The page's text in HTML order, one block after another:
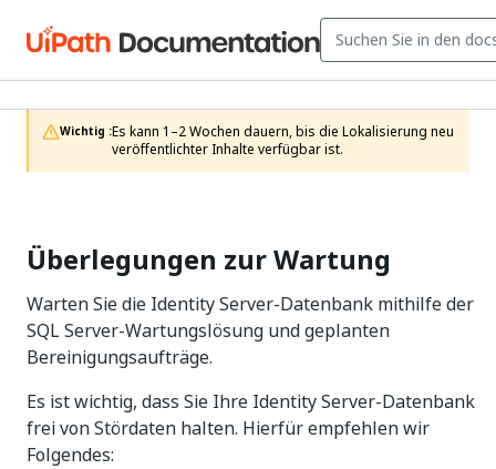
Wichtig :Es kann 1–2 Wochen dauern, bis die Lokalisierung neu
veröffentlichter Inhalte verfügbar ist.
Überlegungen zur Wartung
Warten Sie die Identity Server-Datenbank mithilfe der
SQL Server-Wartungslösung und geplanten
Bereinigungsaufträge.
Es ist wichtig, dass Sie Ihre Identity Server-Datenbank
frei von Stördaten halten. Hierfür empfehlen wir
Folgendes: